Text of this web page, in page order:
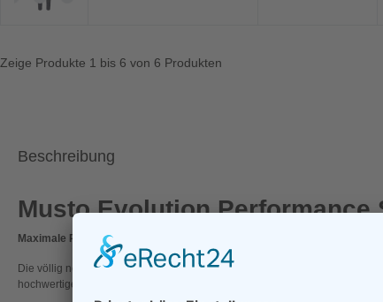
Zeige Produkte 1 bis 6 von 6 Produkten
Beschreibung
Musto Evolution Performance
Maximale Performance an Bord
Die völlig neu überarbeitete Performance Bordhose von Musto
hochwertigen, langlebigen Materialien, ist sie der ideale Begleiter für